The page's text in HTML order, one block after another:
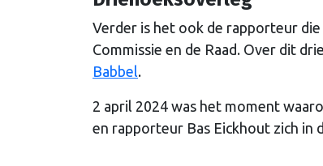
Verder is het ook de rapporteur
Commissie en de Raad. Over dit
Babbel.
2 april 2024 was het moment
en rapporteur Bas Eickhout zich